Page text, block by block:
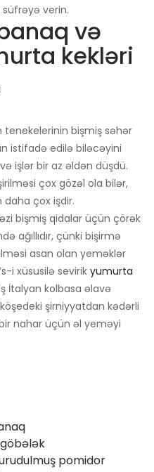
verin.
və
kekləri
bişmiş səhər
istifadə edilə biləcəyini
və işlər bir az əldən düşdü.
çox gözəl ola bilər,
çox işdir.
bişmiş qidalar üçün çörək
ağıllıdır, çünki bişirmə
asan olan yeməklər
i xüsusilə sevirik yumurta
İtalyan kolbasa əlavə
şirniyyatdan kədərli
nahar üçün əl yeməyi
pomidor